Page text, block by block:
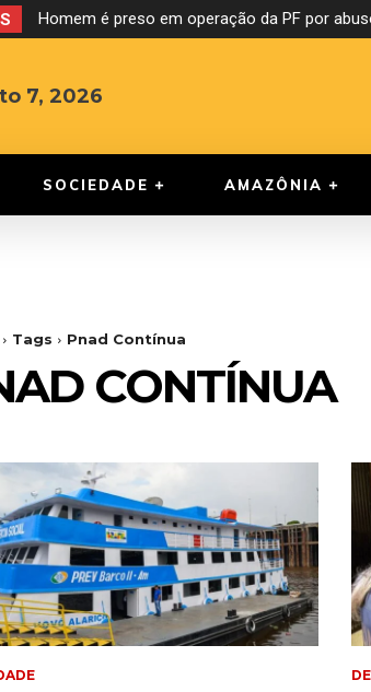
Homem é preso em operação da PF por
7, 2026
SOCIEDADE AMAZÔNIA
Tags Pnad Contínua
CONTÍNUA